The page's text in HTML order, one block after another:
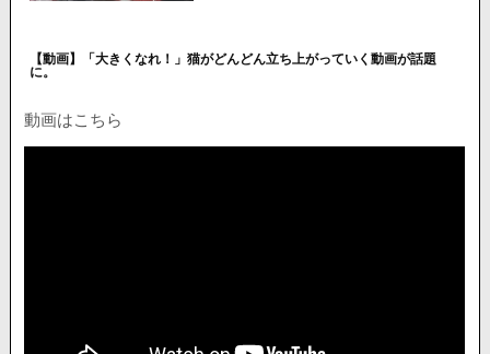
【動画】「大きくなれ！」猫がどんどん立ち上がっていく動画が話題
に。
動画はこちら